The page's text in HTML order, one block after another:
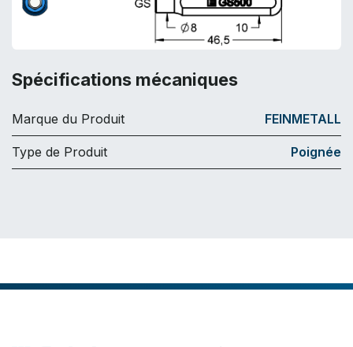
Spécifications mécaniques
Marque du Produit FEINMETALL
Type de Produit Poignée